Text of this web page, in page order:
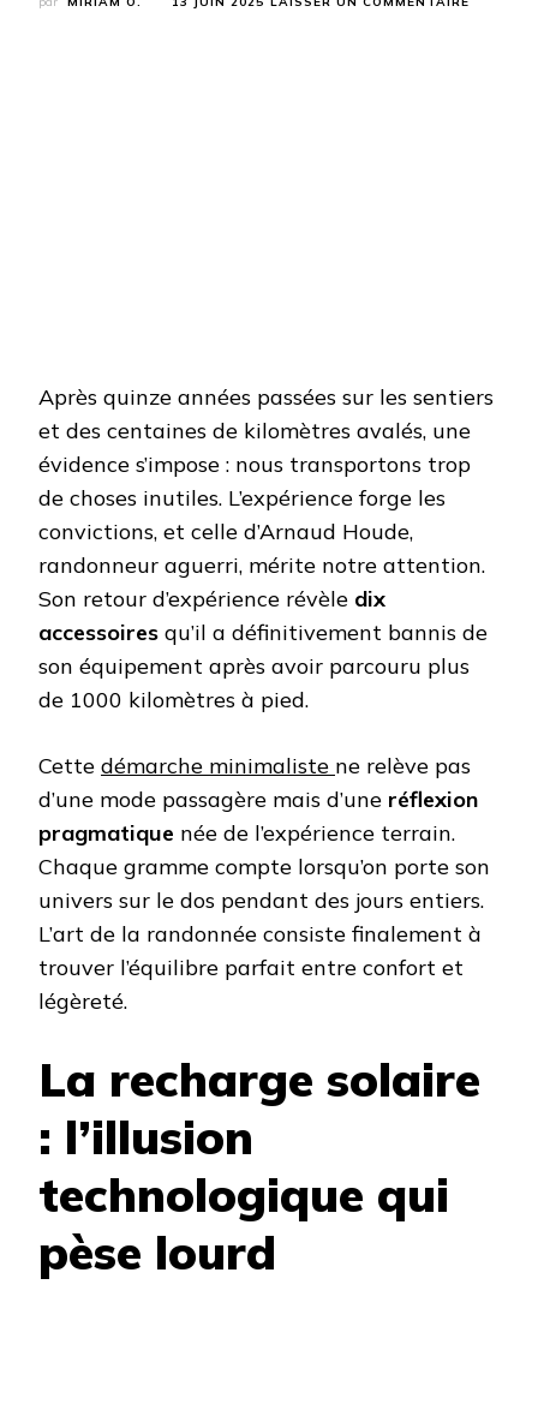
Après quinze années passées sur les sentiers
et des centaines de kilomètres avalés, une
évidence s’impose : nous transportons trop
de choses inutiles. L’expérience forge les
convictions, et celle d’Arnaud Houde,
randonneur aguerri, mérite notre attention.
Son retour d’expérience révèle dix
accessoires qu’il a définitivement bannis de
son équipement après avoir parcouru plus
de 1000 kilomètres à pied.
Cette démarche minimaliste ne relève pas
d’une mode passagère mais d’une réflexion
pragmatique née de l’expérience terrain.
Chaque gramme compte lorsqu’on porte son
univers sur le dos pendant des jours entiers.
L’art de la randonnée consiste finalement à
trouver l’équilibre parfait entre confort et
légèreté.
La recharge solaire
: l’illusion
technologique qui
pèse lourd